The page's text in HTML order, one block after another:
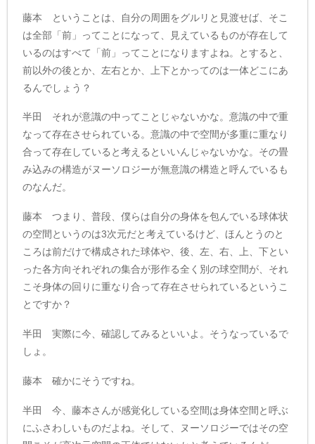
藤本 ということは、自分の周囲をグルリと見渡せば、そこ
は全部「前」ってことになって、見えているものが存在して
いるのはすべて「前」ってことになりますよね。とすると、
前以外の後とか、左右とか、上下とかってのは一体どこにあ
るんでしょう？
半田 それが意識の中ってことじゃないかな。意識の中で重
なって存在させられている。意識の中で空間が多重に重なり
合って存在していると考えるといいんじゃないかな。その畳
み込みの構造がヌーソロジーが無意識の構造と呼んでいるも
のなんだ。
藤本 つまり、普段、僕らは自分の身体を包んでいる球体状
の空間というのは3次元だと考えているけど、ほんとうのと
ころは前だけで構成された球体や、後、左、右、上、下とい
った各方向それぞれの集合が形作る全く別の球空間が、それ
こそ身体の回りに重なり合って存在させられているというこ
とですか？
半田 実際に今、確認してみるといいよ。そうなっているで
しょ。
藤本 確かにそうですね。
半田 今、藤本さんが感覚化している空間は身体空間と呼ぶ
にふさわしいものだよね。そして、ヌーソロジーではその空